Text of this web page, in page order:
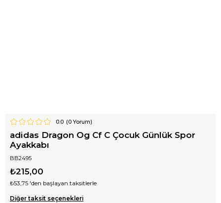
0.0 (0Yorum)
adidas Dragon Og Cf C Çocuk Günlük Spor
Ayakkabı
BB2495
₺215,00
₺53,75 'den başlayan taksitlerle
Diğer taksit seçenekleri